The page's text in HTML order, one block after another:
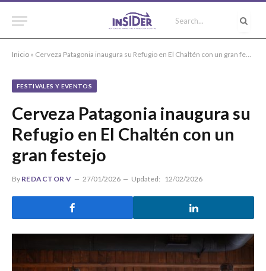
Inicio » Cerveza Patagonia inaugura su Refugio en El Chaltén con un gran festejo
FESTIVALES Y EVENTOS
Cerveza Patagonia inaugura su
Refugio en El Chaltén con un
gran festejo
By REDACTOR V 27/01/2026 Updated: 12/02/2026